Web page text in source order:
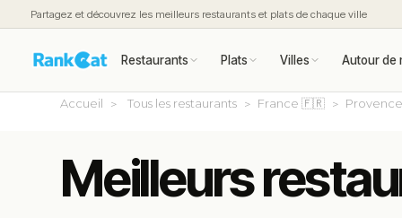
Partagez et découvrez les meilleurs restaurants et plats de chaque ville
Restaurants Plats Villes Autour de
Accueil Tous les restaurants France 🇫🇷
Meilleurs